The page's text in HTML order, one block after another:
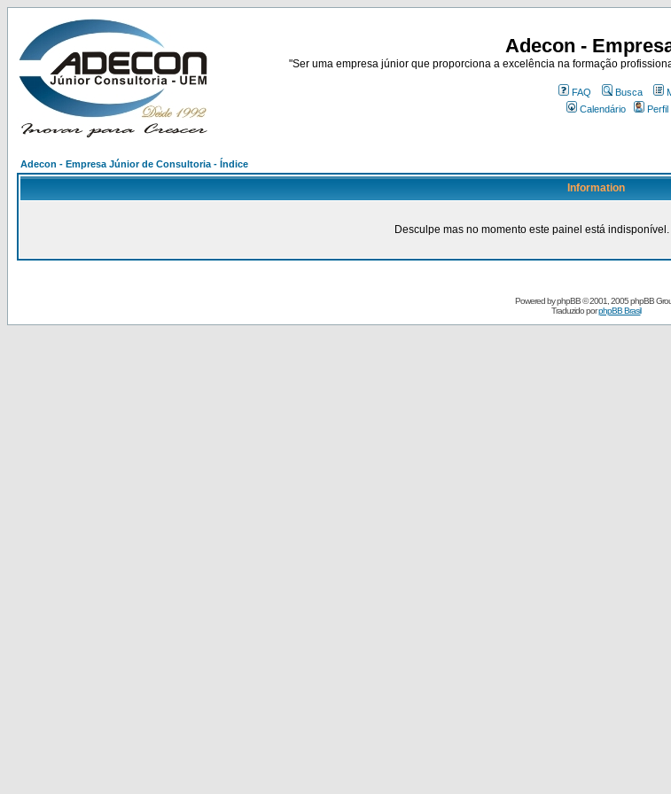
Adecon -
"Ser uma empresa júnior que proporciona a excelência na formação
FAQ Busca
Calendário
Perfil
Adecon - Empresa Júnior de Consultoria - Índice
Information
Desculpe mas no momento este painel está
Powered byphpBB© 2001, 2005 phpBB
Traduzido porphpBB Brasil